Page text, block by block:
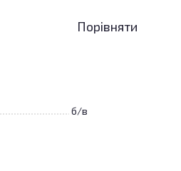
Порівняти
б/в